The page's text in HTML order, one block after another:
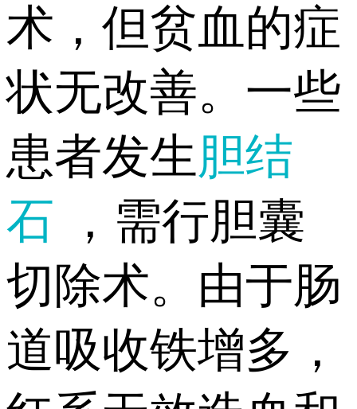
术，但贫血的症
状无改善。一些
患者发生胆结
石
，需行胆囊
切除术。由于肠
道吸收铁增多，